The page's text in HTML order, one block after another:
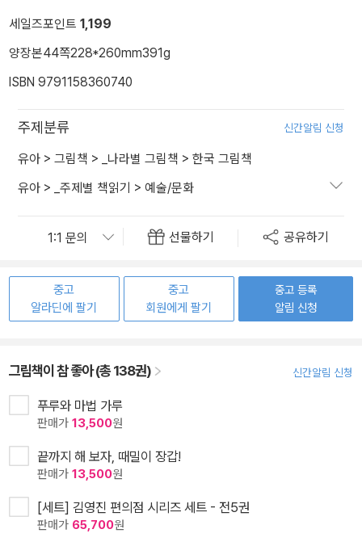
세일즈포인트 1,199
양장본44쪽228*260mm391g
ISBN 9791158360740
주제분류 신간알림 신청
유아 > 그림책 > _나라별 그림책 > 한국 그림책
유아 > _주제별 책읽기 > 예술/문화
선물하기 공유하기
중고
알라딘에 팔기
중고
회원에게 팔기
중고 등록
알림 신청
그림책이 참 좋아 (총 138권) 신간알림 신청
푸루와 마법 가루
판매가 13,500원
끝까지 해 보자, 때밀이 장갑!
판매가 13,500원
[세트] 김영진 편의점 시리즈 세트 - 전5권
판매가 65,700원